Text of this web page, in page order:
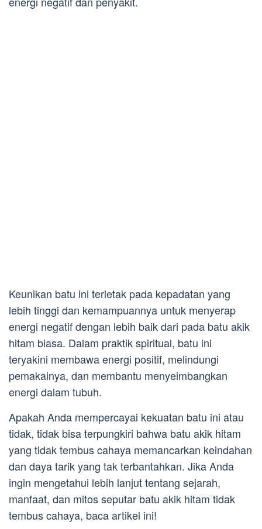
Keunikan batu ini terletak pada kepadatan yang
lebih tinggi dan kemampuannya untuk menyerap
energi negatif dengan lebih baik dari pada batu akik
hitam biasa. Dalam praktik spiritual, batu ini
teryakini membawa energi positif, melindungi
pemakainya, dan membantu menyeimbangkan
energi dalam tubuh.
Apakah Anda mempercayai kekuatan batu ini atau
tidak, tidak bisa terpungkiri bahwa batu akik hitam
yang tidak tembus cahaya memancarkan keindahan
dan daya tarik yang tak terbantahkan. Jika Anda
ingin mengetahui lebih lanjut tentang sejarah,
manfaat, dan mitos seputar batu akik hitam tidak
tembus cahaya, baca artikel ini!